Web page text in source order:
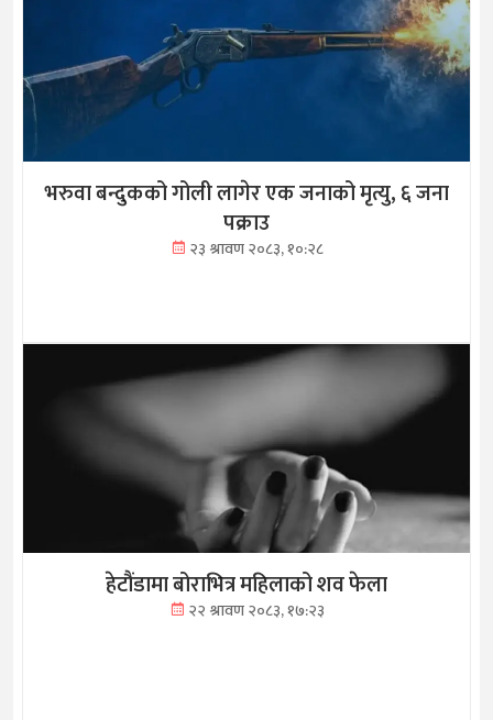
भरुवा बन्दुकको गोली लागेर एक जनाको मृत्यु, ६ जना
पक्राउ
२३ श्रावण २०८३, १०:२८
हेटौंडामा बोराभित्र महिलाको शव फेला
२२ श्रावण २०८३, १७:२३